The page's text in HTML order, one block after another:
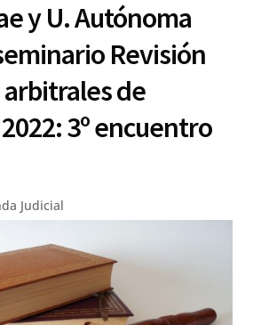
y U. Autónoma
Revisión
de
3º encuentro
Judicial